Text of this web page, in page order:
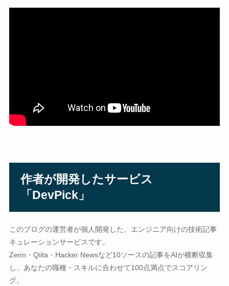
作者が開発したサービス
「DevPick」
このブログの運営者が個人開発した、エンジニア向けの技術記事
キュレーションサービスです。
Zenn・Qiita・Hacker Newsなど10ソースの記事をAIが横断収集
し、あなたの職種・スキルに合わせて100点満点でスコアリン
グ。